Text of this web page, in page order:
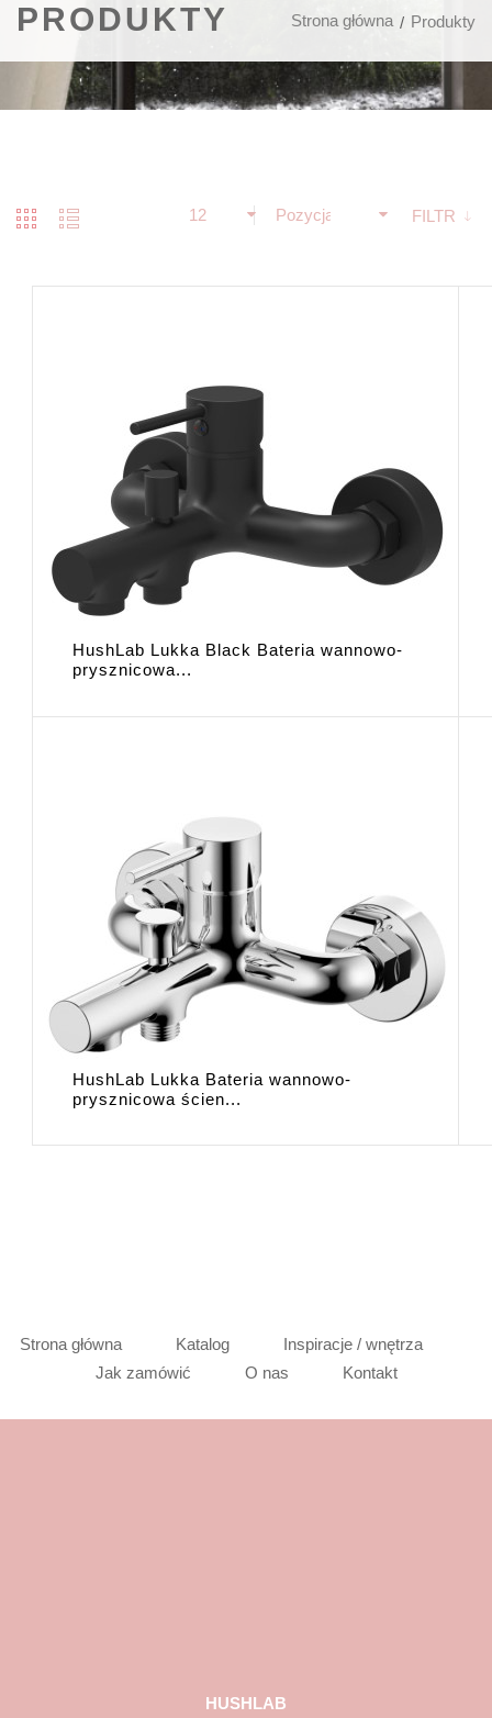
PRODUKTY Strona główna Produkty
Pozycja FILTR
12
HushLab Lukka Black Bateria wannowo-
prysznicowa...
HushLab Lukka Bateria wannowo-
prysznicowa ścien...
Strona główna Katalog
Inspiracje / wnętrza
Jak zamówić
O nas Kontakt
HUSHLAB